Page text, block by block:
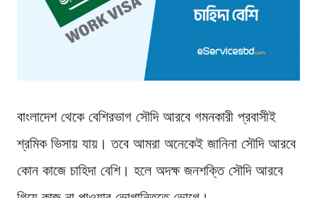
বাংলাদেশ থেকে বেশিরভাগ সৌদি আরবে গমনকারী প্রবাসীই
শ্রমিক ভিসায় যায়। তবে আমরা অনেকেই জানিনা সৌদি আরবে
কোন কাজে চাহিদা বেশি। হলে অদক্ষ জনশক্তি সৌদি আরবে